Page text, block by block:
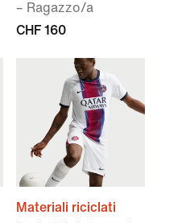
– Ragazzo/a
CHF 160
Materiali riciclati